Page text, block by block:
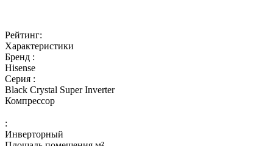
Рейтинг:
Характеристики
Бренд :
Hisense
Серия :
Black Crystal Super Inverter
Компрессор
:
Инверторный